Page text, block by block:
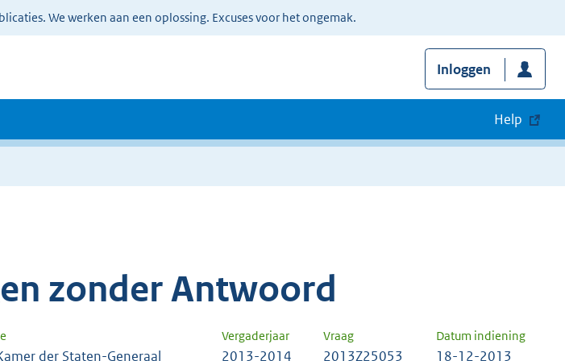
We werken aan een oplossing. Excuses voor het ongemak.
Inloggen
Help
zonder Antwoord
Vergaderjaar Vraag Datum indiening
der Staten-Generaal 2013-2014 2013Z25053 18-12-2013